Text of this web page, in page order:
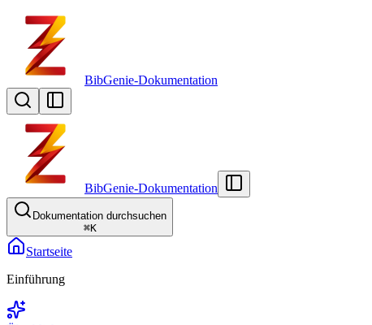
BibGenie-Dokumentation
BibGenie-Dokumentation
Dokumentation durchsuchen
⌘K
Startseite
Einführung